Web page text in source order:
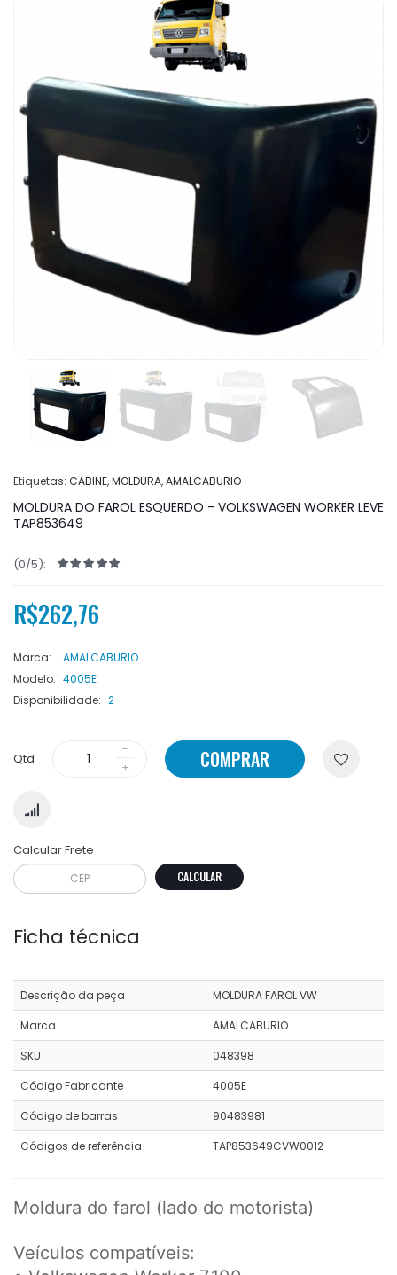
Etiquetas: CABINE,MOLDURA,AMALCABURIO
MOLDURA DO FAROL ESQUERDO - VOLKSWAGEN WORKER LEVE
TAP853649
(0/5):
R$262,76
Marca:
AMALCABURIO
Modelo: 4005E
Disponibilidade: 2
Qtd COMPRAR
Calcular Frete
CALCULAR
Ficha técnica
Descrição da peça
MOLDURA FAROL VW
Marca
AMALCABURIO
SKU
048398
Código Fabricante
4005E
Código de barras
90483981
Códigos de referência
TAP853649CVW0012
Moldura do farol (lado do motorista)
Veículos compatíveis: